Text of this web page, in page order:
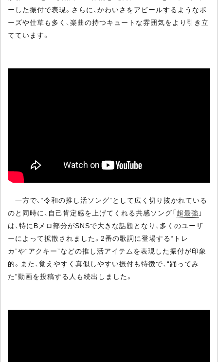
ーした振付で表現。さらに、かわいさをアピールするようなポ
ーズや仕草も多く、楽曲の持つキュートな雰囲気をより引き立
てています。
一方で、“令和の推し活ソング”として広く切り抜かれている
のと同時に、自己肯定感を上げてくれる共感ソング「超最強 」
は、特にBメロ部分がSNSで大きな話題となり、多くのユーザ
ーによって拡散されました。2番の歌詞に登場する“トレ
カ”や“アクキー”などの推し活アイテムを表現した振付が印象
的。また、覚えやすく真似しやすい振付も特徴で、“踊ってみ
た”動画を投稿する人も続出しました。